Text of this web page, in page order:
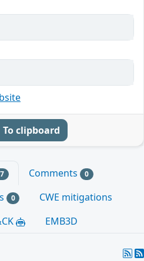
To clipboard
Comments 0
0
CWE mitigations
EMB3D